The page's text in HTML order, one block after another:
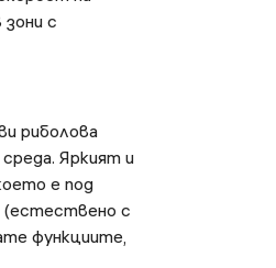
с
риболова
Яркият и
е под
(естествено с
функциите,